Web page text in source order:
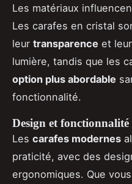
Les matériaux
Les carafes en cristal
leur transparence et
lumière, tandis que les
option plus abordable
fonctionnalité.
Design et fonctionnalité
Les carafes modernes
praticité, avec des
ergonomiques. Que